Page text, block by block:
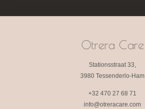
Otrera Care
Stationsstraat 33,
3980 Tessenderlo-Ham
+32 470 27 68 71
info@otreracare.com